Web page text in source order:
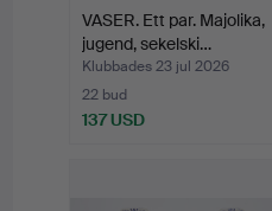
VASER. Ett par. Majolika,
jugend, sekelski…
Klubbades 23 jul 2026
22 bud
137 USD